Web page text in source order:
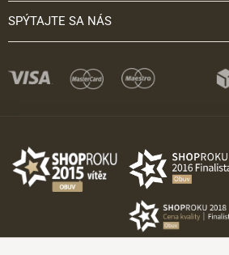
SPÝTAJTE SA NÁS